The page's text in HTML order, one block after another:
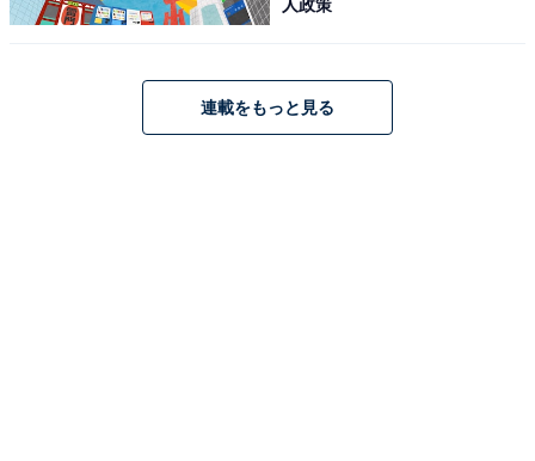
人政策
連載をもっと見る